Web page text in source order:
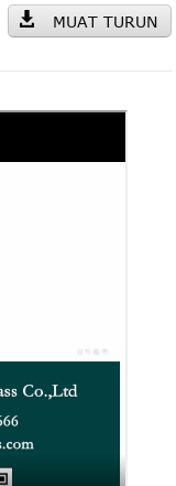
MUAT TURUN